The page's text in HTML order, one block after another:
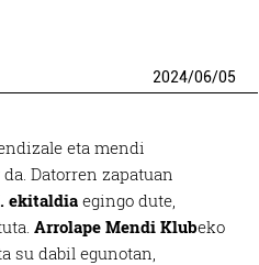
2024/06/05
eta mendi
Datorren zapatuan
ekitaldia egingo dute,
Arrolape Mendi Klubeko
su dabil egunotan,